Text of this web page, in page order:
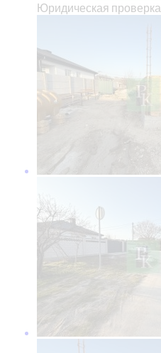
Юридическая проверка